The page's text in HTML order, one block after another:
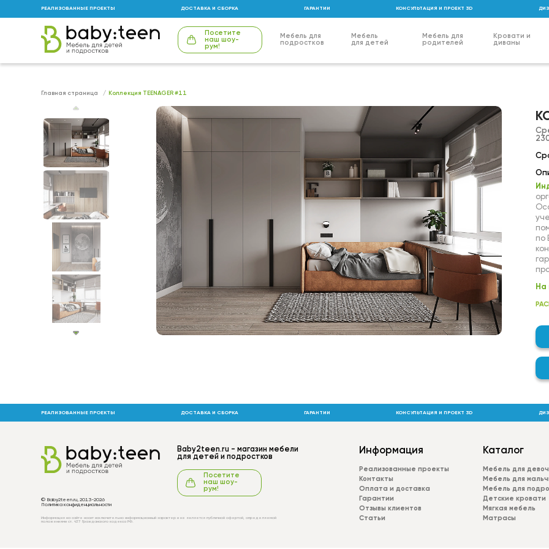
РЕАЛИЗОВАННЫЕ ПРОЕКТЫ ДОСТАВКА И СБОРКА ГАРАНТИИ КОНСУЛЬТАЦИЯ И ПРОЕКТ 3D
Посетите
наш шоу-
рум!
Мебель для
подростков
Мебель
для детей
Мебель для
родителей
Кровати и
диваны
Главная страница Коллекция TEENAGER #11
по
На
РЕАЛИЗОВАННЫЕ ПРОЕКТЫ ДОСТАВКА И СБОРКА ГАРАНТИИ КОНСУЛЬТАЦИЯ И ПРОЕКТ 3D
Baby2teen.ru - магазин мебели
для детей и подростков
Посетите
наш шоу-
рум!
© Baby2teen.ru, 2013-2026
Политика конфиденциальности
Информация на сайте носит исключительно информационный характер и не является публичной офертой, определяемой
положениями ст. 437 Гражданского кодекса РФ.
Информация
Реализованные проекты
Контакты
Оплата и доставка
Гарантии
Отзывы клиентов
Статьи
Каталог
Мебель для
Мебель для
Мебель для
Детские кровати
Мягкая мебель
Матрасы